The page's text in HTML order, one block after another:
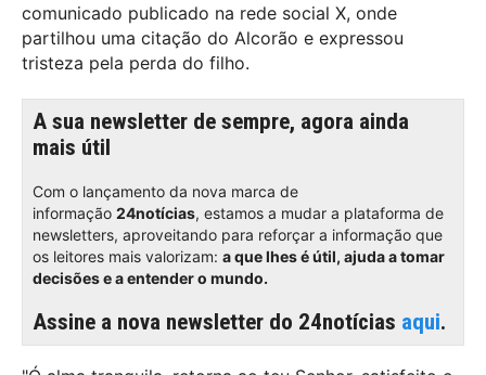
comunicado publicado na rede social X, onde
partilhou uma citação do Alcorão e expressou
tristeza pela perda do filho.
A sua newsletter de sempre, agora ainda
mais útil
Com o lançamento da nova marca de
informação 24notícias, estamos a mudar a plataforma de
newsletters, aproveitando para reforçar a informação que
os leitores mais valorizam: a que lhes é útil, ajuda a tomar
decisões e a entender o mundo.
Assine a nova newsletter do 24notícias aqui.